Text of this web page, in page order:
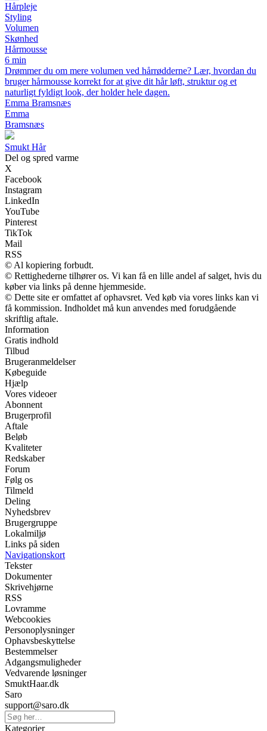
Hårpleje
Styling
Volumen
Skønhed
Hårmousse
6 min
Drømmer du om mere volumen ved hårrødderne? Lær, hvordan du
bruger hårmousse korrekt for at give dit hår løft, struktur og et
naturligt fyldigt look, der holder hele dagen.
Emma Bramsnæs
Emma
Bramsnæs
Smukt Hår
Del og spred varme
X
Facebook
Instagram
LinkedIn
YouTube
Pinterest
TikTok
Mail
RSS
© Al kopiering forbudt.
© Rettighederne tilhører os. Vi kan få en lille andel af salget, hvis du
køber via links på denne hjemmeside.
© Dette site er omfattet af ophavsret. Ved køb via vores links kan vi
få kommission. Indholdet må kun anvendes med forudgående
skriftlig aftale.
Information
Gratis indhold
Tilbud
Brugeranmeldelser
Købeguide
Hjælp
Vores videoer
Abonnent
Brugerprofil
Aftale
Beløb
Kvaliteter
Redskaber
Forum
Følg os
Tilmeld
Deling
Nyhedsbrev
Brugergruppe
Lokalmiljø
Links på siden
Navigationskort
Tekster
Dokumenter
Skrivehjørne
RSS
Lovramme
Webcookies
Personoplysninger
Ophavsbeskyttelse
Bestemmelser
Adgangsmuligheder
Vedvarende løsninger
SmuktHaar.dk
Saro
support@saro.dk
Kategorier